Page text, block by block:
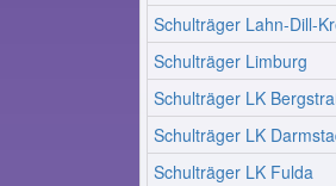
Schulträger Lahn-Dill-
Schulträger Limburg
Schulträger LK
Schulträger LK
Schulträger LK Fulda